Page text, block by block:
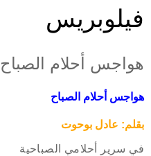
فيلوبريس
هواجس أحلام الصباح
هواجس أحلام الصباح
بقلم: عادل بوحوت
في سرير أحلامي الصباحية